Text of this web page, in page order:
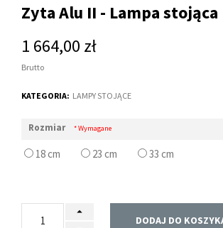
Zyta Alu II - Lampa stojąca
1 664,00 zł
Brutto
KATEGORIA: LAMPY STOJĄCE
Rozmiar * Wymagane
18 cm 23 cm 33 cm
DODAJ DO